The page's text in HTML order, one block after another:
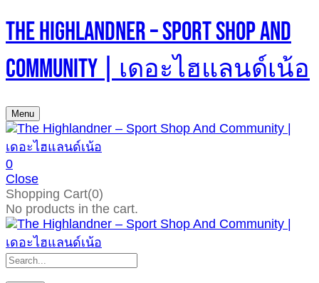
The Highlandner – Sport Shop And
Community | เดอะไฮแลนด์เน้อ
Menu
0
Close
Shopping Cart(0)
No products in the cart.